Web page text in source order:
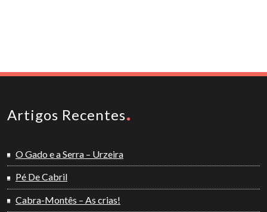
Artigos Recentes
O Gado e a Serra – Urzeira
Pé De Cabril
Cabra-Montês – As crias!